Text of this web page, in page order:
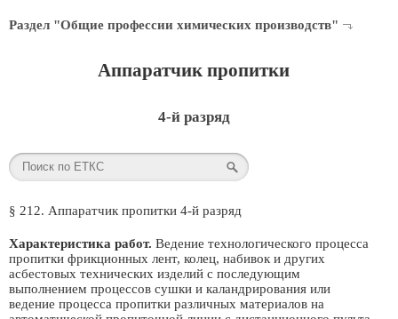
Раздел "Общие профессии химических производств"
Аппаратчик пропитки
4-й разряд
§ 212. Аппаратчик пропитки 4-й разряд
Характеристика работ. Ведение технологического процесса
пропитки фрикционных лент, колец, набивок и других
асбестовых технических изделий с последующим
выполнением процессов сушки и каландрирования или
ведение процесса пропитки различных материалов на